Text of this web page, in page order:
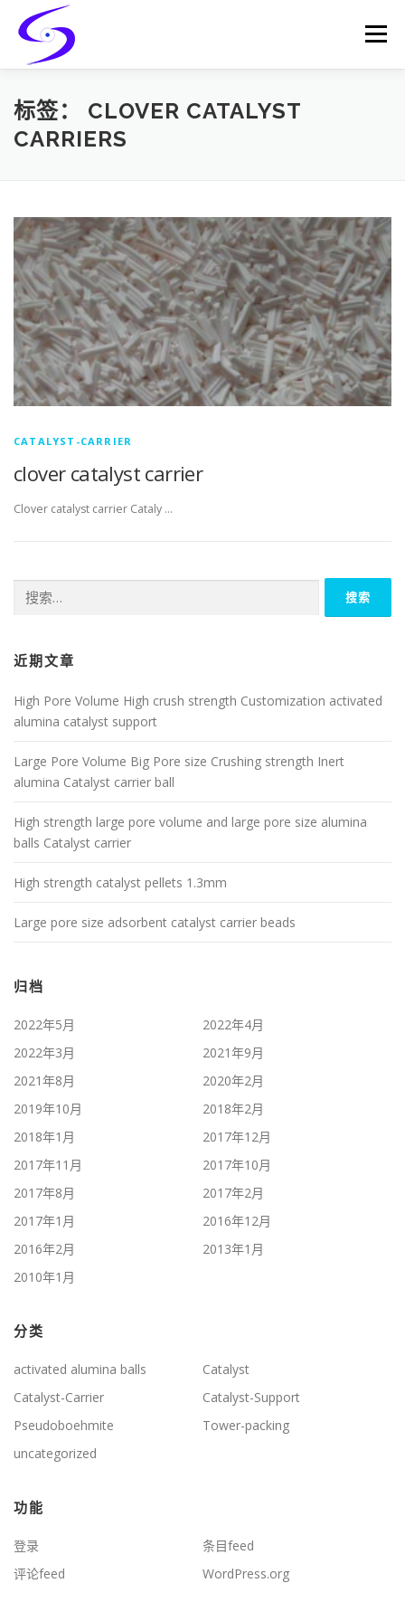
content
Menu
HOME PRODUCTS CATALYST-CARRIER
标签： CLOVER CATALYST
CARRIERS
CATALYST-CARRIER
clover catalyst carrier
Clover catalyst carrier Cataly …
索：
近期文章
High Pore Volume High crush strength Customization activated
alumina catalyst support
Large Pore Volume Big Pore size Crushing strength Inert
alumina Catalyst carrier ball
High strength large pore volume and large pore size alumina
balls Catalyst carrier
High strength catalyst pellets 1.3mm
Large pore size adsorbent catalyst carrier beads
归档
2022年5月
2022年4月
2022年3月
2021年9月
2021年8月
2020年2月
2019年10月
2018年2月
2018年1月
2017年12月
2017年11月
2017年10月
2017年8月
2017年2月
2017年1月
2016年12月
2016年2月
2013年1月
2010年1月
分类
activated alumina balls
Catalyst
Catalyst-Carrier
Catalyst-Support
Pseudoboehmite
Tower-packing
uncategorized
功能
登录
条目feed
评论feed
WordPress.org